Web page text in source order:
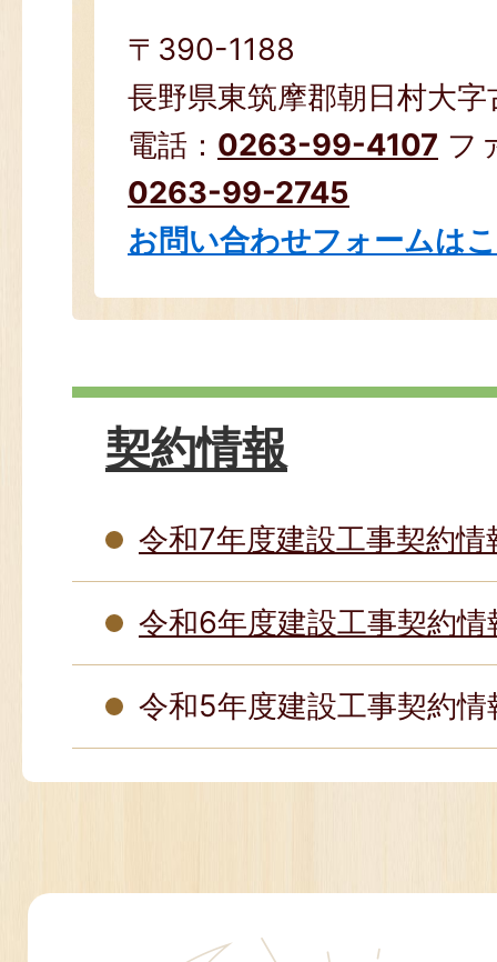
〒390-1188
長野県東筑摩郡朝日村大
電話： 0263-99-4107 フ
0263-99-2745
お問い合わせフォームは
契約情報
令和7年度建設工事契約情
令和6年度建設工事契約情
令和5年度建設工事契約情